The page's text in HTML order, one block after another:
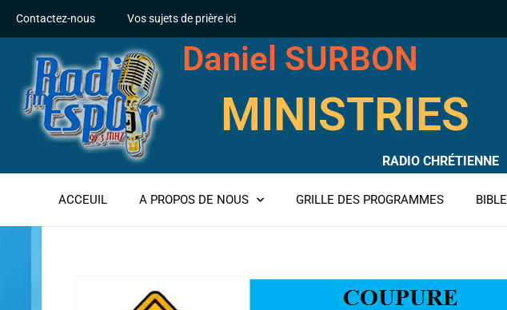
Contactez-nous Vos sujets de prière ici
Daniel SURBON
MINISTRIES
RADIO CHRÉTIENNE
ACCEUIL A PROPOS DE NOUS GRILLE DES PROGRAMMES BIBLE